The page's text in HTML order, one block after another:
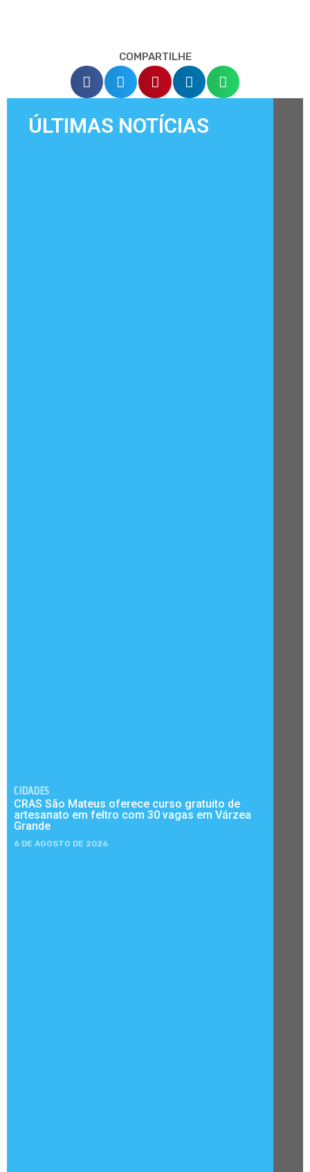
COMPARTILHE
ÚLTIMAS NOTÍCIAS
CIDADES
CRAS São Mateus oferece curso gratuito de
artesanato em feltro com 30 vagas em Várzea
Grande
6 DE AGOSTO DE 2026